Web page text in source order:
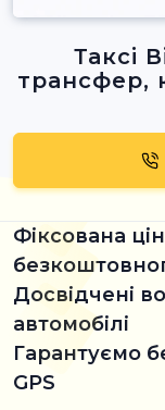
Таксі
трансфер,
Фіксована
Досвідчені
автомобілі
Гарантуємо
GPS